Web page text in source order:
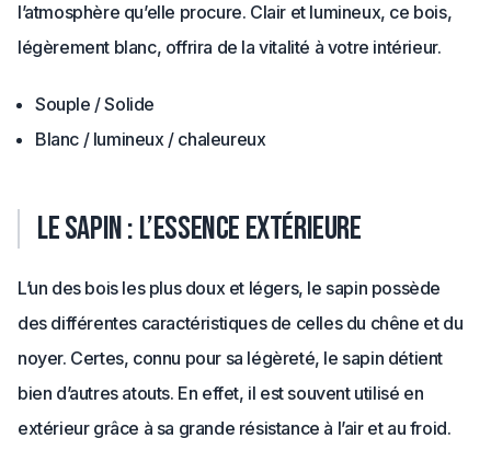
l’atmosphère qu’elle procure. Clair et lumineux, ce bois,
légèrement blanc, offrira de la vitalité à votre intérieur.
Souple / Solide
Blanc / lumineux / chaleureux
Le sapin : l’essence extérieure
L’un des bois les plus doux et légers, le sapin possède
des différentes caractéristiques de celles du chêne et du
noyer. Certes, connu pour sa légèreté, le sapin détient
bien d’autres atouts. En effet, il est souvent utilisé en
extérieur grâce à sa grande résistance à l’air et au froid.